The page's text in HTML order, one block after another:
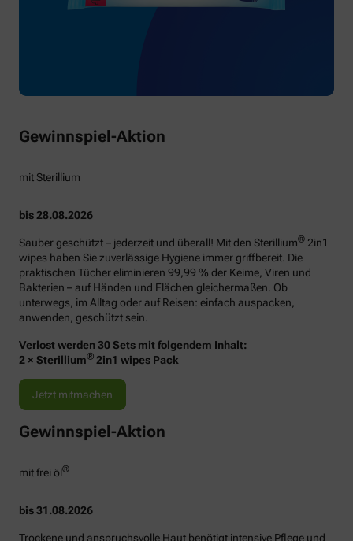
Gewinnspiel-Aktion
mit Sterillium
bis 28.08.2026
Sauber geschützt – jederzeit und überall! Mit den Sterillium® 2in1
wipes haben Sie zuverlässige Hygiene immer griffbereit. Die
praktischen Tücher eliminieren 99,99 % der Keime, Viren und
Bakterien – auf Händen und Flächen gleichermaßen. Ob
unterwegs, im Alltag oder auf Reisen: einfach auspacken,
anwenden, geschützt sein.
Verlost werden 30 Sets mit folgendem Inhalt:
2 × Sterillium® 2in1 wipes Pack
Jetzt mitmachen
Gewinnspiel-Aktion
mit frei öl®
bis 31.08.2026
Trockene und anspruchsvolle Haut benötigt intensive Pflege und